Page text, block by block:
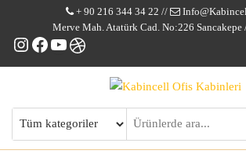
+ 90 216 344 34 22 //
Merve Mah. Atatürk Cad. No:226
Instagram
Facebook
YouTube
Dribbble
Kabincell Ofis Kabinleri